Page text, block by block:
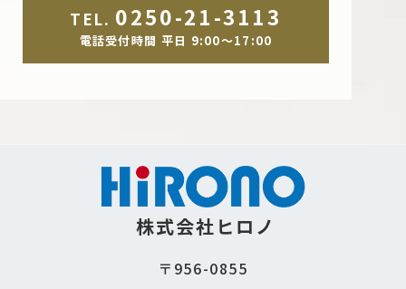
TEL. 0250-21-3113
電話受付時間 平日 9:00～17:00
株式会社ヒロノ
〒956-0855